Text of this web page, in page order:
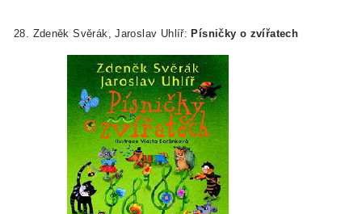
28. Zdeněk Svěrák, Jaroslav Uhlíř: Písničky o zvířatech